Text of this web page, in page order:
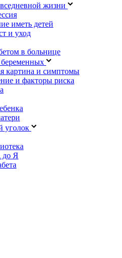
жизни
иметь детей
и уход
в больнице
картина и симптомы
и факторы риска
уголок
до Я